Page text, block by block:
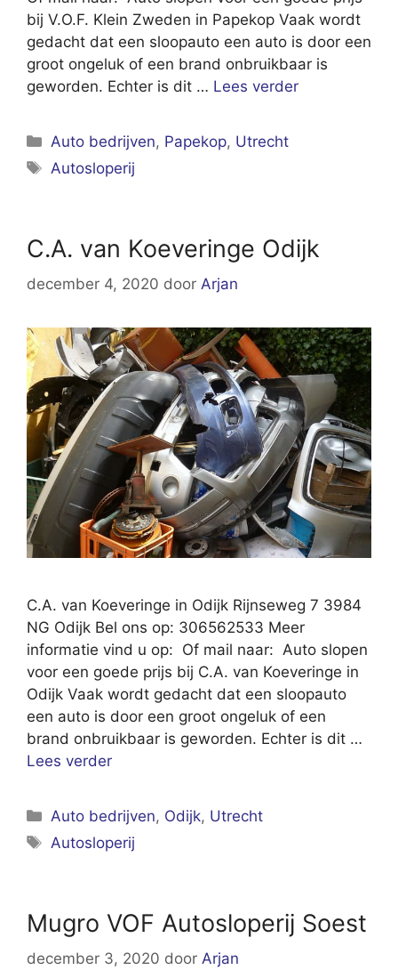
bij V.O.F. Klein Zweden in Papekop Vaak wordt
gedacht dat een sloopauto een auto is door een
groot ongeluk of een brand onbruikbaar is
geworden. Echter is dit … Lees verder
Categorieën
Auto bedrijven, Papekop, Utrecht
Tags
Autosloperij
C.A. van Koeveringe Odijk
december 4, 2020 door Arjan
C.A. van Koeveringe in Odijk Rijnseweg 7 3984
NG Odijk Bel ons op: 306562533 Meer
informatie vind u op: Of mail naar: Auto slopen
voor een goede prijs bij C.A. van Koeveringe in
Odijk Vaak wordt gedacht dat een sloopauto
een auto is door een groot ongeluk of een
brand onbruikbaar is geworden. Echter is dit …
Lees verder
Categorieën
Auto bedrijven, Odijk, Utrecht
Tags
Autosloperij
Mugro VOF Autosloperij Soest
december 3, 2020 door Arjan